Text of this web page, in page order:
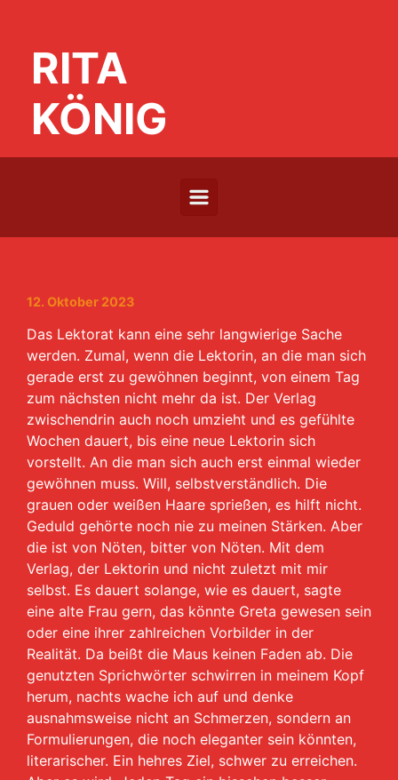
RITA
KÖNIG
12. Oktober 2023
Das Lektorat kann eine sehr langwierige Sache
werden. Zumal, wenn die Lektorin, an die man sich
gerade erst zu gewöhnen beginnt, von einem Tag
zum nächsten nicht mehr da ist. Der Verlag
zwischendrin auch noch umzieht und es gefühlte
Wochen dauert, bis eine neue Lektorin sich
vorstellt. An die man sich auch erst einmal wieder
gewöhnen muss. Will, selbstverständlich. Die
grauen oder weißen Haare sprießen, es hilft nicht.
Geduld gehörte noch nie zu meinen Stärken. Aber
die ist von Nöten, bitter von Nöten. Mit dem
Verlag, der Lektorin und nicht zuletzt mit mir
selbst. Es dauert solange, wie es dauert, sagte
eine alte Frau gern, das könnte Greta gewesen sein
oder eine ihrer zahlreichen Vorbilder in der
Realität. Da beißt die Maus keinen Faden ab. Die
genutzten Sprichwörter schwirren in meinem Kopf
herum, nachts wache ich auf und denke
ausnahmsweise nicht an Schmerzen, sondern an
Formulierungen, die noch eleganter sein könnten,
literarischer. Ein hehres Ziel, schwer zu erreichen.